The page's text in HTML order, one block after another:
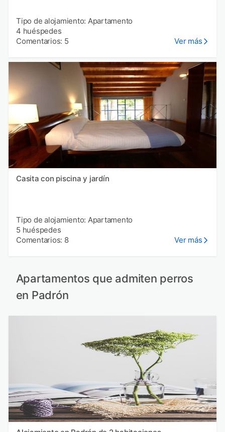
Tipo de alojamiento: Apartamento
4 huéspedes
Comentarios: 5
Ver más
Casita con piscina y jardín
Tipo de alojamiento: Apartamento
5 huéspedes
Comentarios: 8
Ver más
Apartamentos que admiten perros
en Padrón